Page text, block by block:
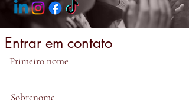
Entrar em contato
Primeiro nome
Sobrenome